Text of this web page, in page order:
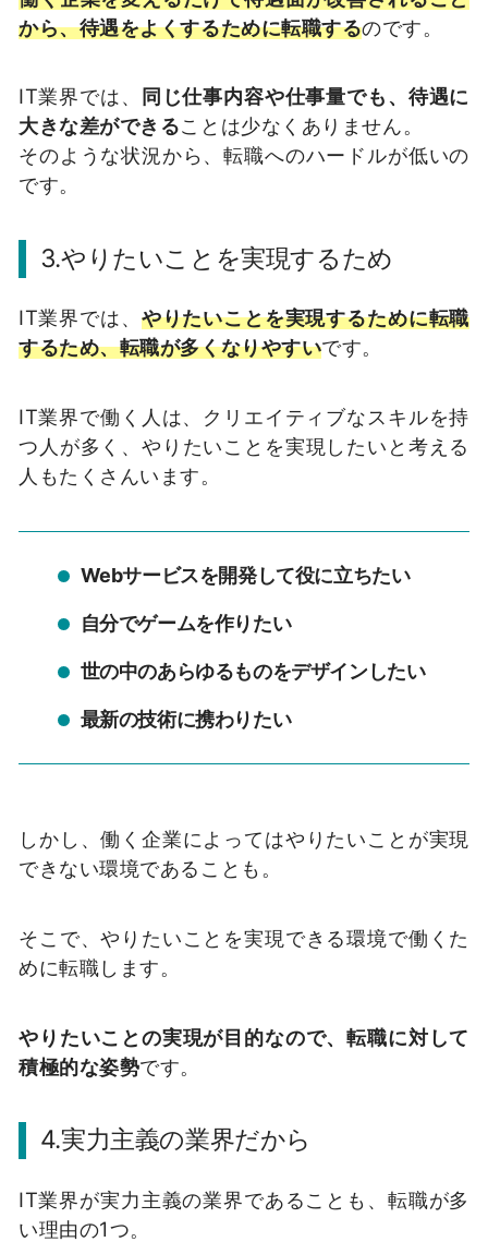
から、待遇をよくするために転職するのです。
IT業界では、 同じ仕事内容や仕事量でも、待遇に
大きな差ができることは少なくありません。
そのような状況から、転職へのハードルが低いの
です。
3.やりたいことを実現するため
IT業界では、 やりたいことを実現するために転職
するため、転職が多くなりやすいです。
IT業界で働く人は、クリエイティブなスキルを持
つ人が多く、やりたいことを実現したいと考える
人もたくさんいます。
Webサービスを開発して役に立ちたい
自分でゲームを作りたい
世の中のあらゆるものをデザインしたい
最新の技術に携わりたい
しかし、働く企業によってはやりたいことが実現
できない環境であることも。
そこで、やりたいことを実現できる環境で働くた
めに転職します。
やりたいことの実現が目的なので、転職に対して
積極的な姿勢です。
4.実力主義の業界だから
IT業界が実力主義の業界であることも、転職が多
い理由の1つ。